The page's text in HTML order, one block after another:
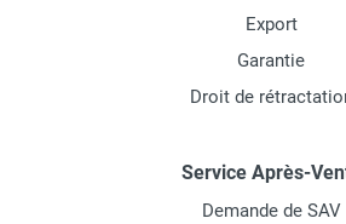
Export
Garantie
Droit de
Service Après-
Demande de SAV